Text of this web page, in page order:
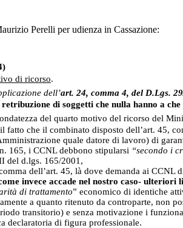
Perelli per udienza in Cassazione:
di ricorso.
dell’art. 24, comma 4, del D.Lgs.
retribuzione di soggetti che nulla hanno a
del quarto motivo del ricorso del
fatto che il combinato disposto dell’art. 45,
quale datore di lavoro) di
165, i CCNL debbono stipularsi “secondo i
del d.lgs. 165/2001,
dell’art. 45, là dove demanda ai
invece accade nel nostro caso-
di trattamento” economico di identiche
a quanto ritenuto da controparte, non
transitorio) e senza motivazione i
declaratoria di figura professionale.